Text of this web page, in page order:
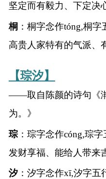
名
宝
宝
取
名
名
字
打
分
生
辰
起
名
大
师
起
名
坚定而有毅力、下定决
桐 ：桐字念作tóng,桐字
高贵人家特有的气派、
【琮汐】
——取自陈颜的诗句《
为。》
琮：琮字念作cóng,琮字
发财享福、能给人带来
汐：汐字念作xī,汐字五